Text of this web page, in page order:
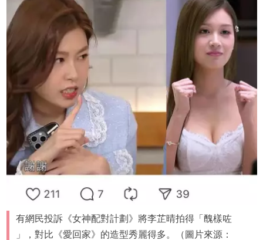
有網民投訴《女神配對計劃》將李芷晴拍得「醜樣咗
」，對比《愛回家》的造型秀麗得多。（圖片來源：